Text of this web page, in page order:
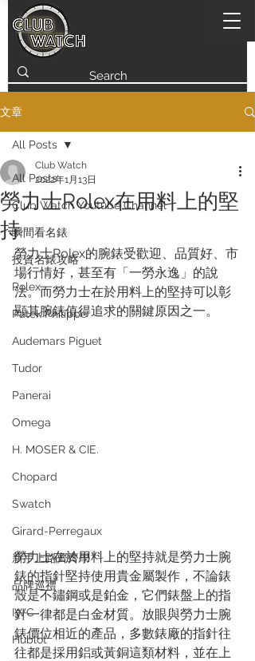
文章
All Posts
Club Watch Youtube Channel
瞬間看名錶
投資名錶攻略
Rolex
Patek Philippe
Audemars Piguet
Tudor
Panerai
Omega
H. MOSER & CIE.
Chopard
Swatch
Girard-Perregaux
新手上路齊齊學
品牌巡禮
IWC
Hublot
All Posts
勞力士Rolex在用料上的堅
持
Club Watch
2022年1月13日
勞力士Rolex的腕錶受歡迎、品質好、市
場行情好，甚至有「一勞永逸」的說
法。而勞力士在於用料上的堅持可以彰
顯其腕錶值得追求的關鍵原因之一。
勞力士在於用料上的堅持就是勞力士腕
錶的指針堅持使用貴金屬製作，不論錶
殼是不鏽鋼或是鉑金，它們錶盤上的指
針一律都是白金材質。放眼與勞力士腕
錶價位相近的產品，多數錶廠的指針往
往都是採用鋁或黃銅這類材料，並在上